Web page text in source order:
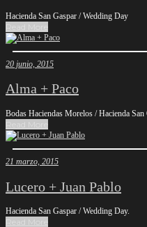
Hacienda San Gaspar / Wedding Day
20 junio, 2015
Alma + Paco
Bodas Haciendas Morelos / Hacienda San
21 marzo, 2015
Lucero + Juan Pablo
Hacienda San Gaspar / Wedding Day.